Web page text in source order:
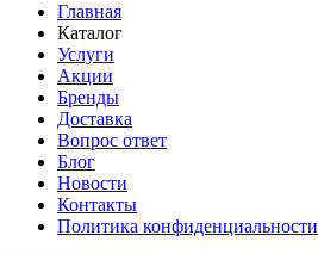
Главная
Каталог
Услуги
Акции
Бренды
Доставка
Вопрос ответ
Блог
Новости
Контакты
Политика конфиденциальности